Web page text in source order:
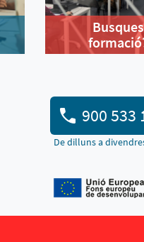
Busques
900 533
De dilluns a